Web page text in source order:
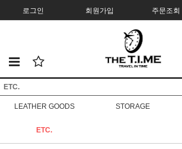
로그인 회원가입 주문조회
ETC.
LEATHER GOODS STORAGE
ETC.